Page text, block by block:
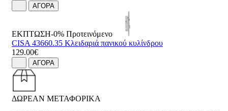
ΑΓΟΡΑ
ΕΚΠΤΩΣΗ-0% Προτεινόμενο
CISA 43660.35 Κλειδαριά πανικού κυλίνδρου
129.00€
ΑΓΟΡΑ
ΔΩΡΕΑΝ ΜΕΤΑΦΟΡΙΚΑ